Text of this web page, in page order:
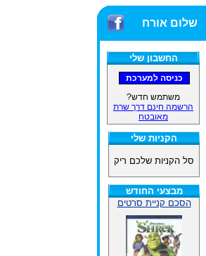
שלום אורח
החשבון שלי
משתמש חדש?
הרשמה חינם דרך שרת
מאובטח
הקניות שלי
סל הקניות שלכם ריק
מבצעי החודש
הסכם קניית סרטים